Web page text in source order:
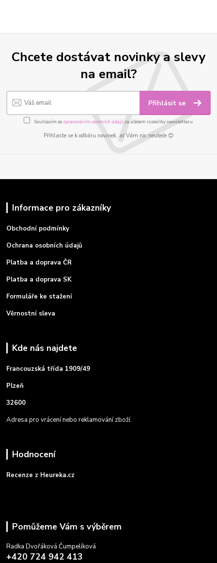
Chcete dostávat novinky a slevy
na email?
Přihlásit se
Souhlasím se zpracováním osobních údajůza účelem rozesílky newsletteru.
Přihlaste se k odběru novinek, ať Vám nic neuteče 😊
Informace pro zákazníky
Obchodní podmínky
Ochrana osobních údajů
Platba a doprava ČR
Platba a doprava SK
Formuláře ke stažení
Věrnostní sleva
Kde nás najdete
Francouzská třída 1909/49
Plzeň
32600
Adresa pro vrácení nebo reklamování zboží.
Hodnocení
Recenze z Heureka.cz
Pomůžeme Vám s výběrem
Radka Dvořáková Čumpelíková
+420 724 942 413